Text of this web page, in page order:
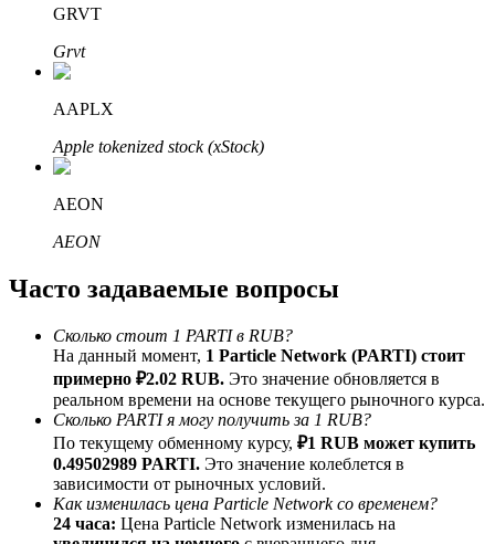
До 65% комиссии!
Реферал
Пригласите друга, чтобы получить денежные
вознаграждения
Deposit CASHCAT & Win
GRVT
Grvt
AAPLX
Apple tokenized stock (xStock)
AEON
AEON
Часто задаваемые вопросы
Сколько стоит 1 PARTI в RUB?
На данный момент, 1 Particle Network (PARTI) стоит
примерно ₽2.02 RUB. Это значение обновляется в
реальном времени на основе текущего рыночного курса.
Сколько PARTI я могу получить за 1 RUB?
По текущему обменному курсу, ₽1 RUB может купить
0.49502989 PARTI. Это значение колеблется в
зависимости от рыночных условий.
Как изменилась цена Particle Network со временем?
24 часа: Цена Particle Network изменилась на